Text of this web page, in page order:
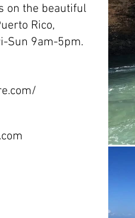
on the beautiful
Rico,
Sun 9am-5pm.